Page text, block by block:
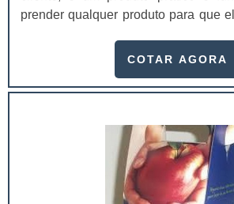
prender qualquer produto para que
exemplo.Conhecidas também
a de causar a primeira impressão
personalizadas de qualidade e com
COTAR AGORA